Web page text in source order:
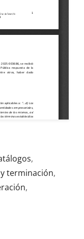
,
terminación,
,